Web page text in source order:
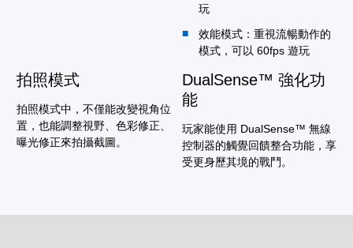
玩
效能模式：重視流暢動作的
模式，可以 60fps 遊玩
拍照模式
拍照模式中，不僅能改變視角位
置，也能調整視野、色彩修正、
曝光修正來拍攝截圖。
DualSense™ 強化功
能
玩家能使用 DualSense™ 無線
控制器的觸覺回饋整合功能，享
受更身歷其境的戰鬥。